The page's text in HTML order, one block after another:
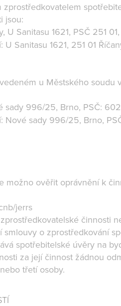
jsou:
U Sanitasu 1621, PSČ 251
Sanitasu 1621, 251 01
u Městského soudu
sady 996/25, Brno, PSČ:
Nové sady 996/25, Brno,
ověřit oprávnění k
jerrs
činnosti
o zprostředkování
spotřebitelské úvěry na
za její činnost žádnou
třetí osoby.